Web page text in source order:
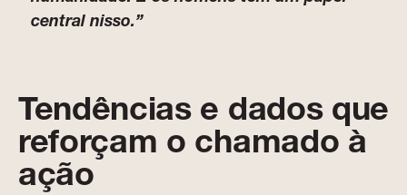
central nisso.”
Tendências e dados que
reforçam o chamado à
ação